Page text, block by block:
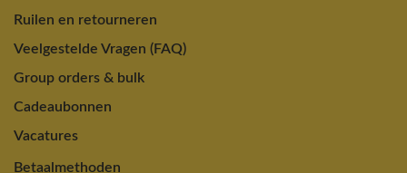
Ruilen en retourneren
Veelgestelde Vragen (FAQ)
Group orders & bulk
Cadeaubonnen
Vacatures
Betaalmethoden